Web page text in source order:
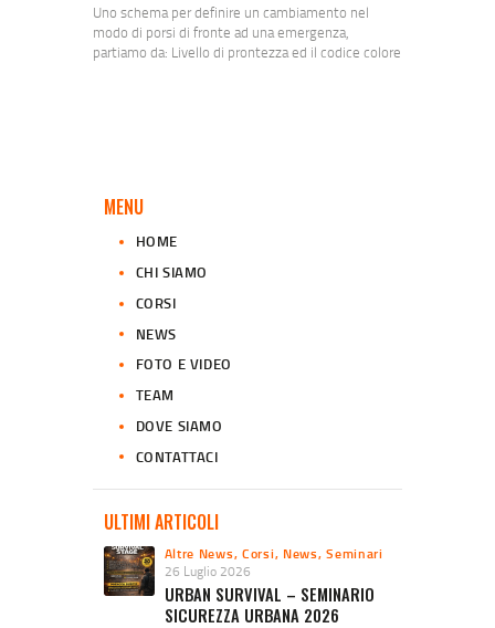
Uno schema per definire un cambiamento nel
modo di porsi di fronte ad una emergenza,
partiamo da: Livello di prontezza ed il codice colore
MENU
HOME
CHI SIAMO
CORSI
NEWS
FOTO E VIDEO
TEAM
DOVE SIAMO
CONTATTACI
ULTIMI ARTICOLI
Altre News,Corsi, News,Seminari
26 Luglio 2026
URBAN SURVIVAL – SEMINARIO
SICUREZZA URBANA 2026